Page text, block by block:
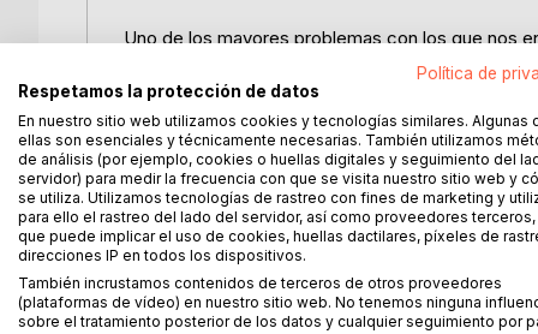
Uno de los mayores problemas con los que nos
falta de comunicación. Con frecuencia, los
esperada, nos lleva a un distanciamiento con
conexión ni intimidad y en el peor de los casos, a
En este libro se han recopilado las preguntas
pareja.
Cuestiones enfocadas en profundizar en
respetaros y poder construir juntos un puente
Reservad tiempo para vosotros para ir
que dará como resultado el mejor fruto posible:
Cómo utilizar este libro
Animad al otro a que sea amable pero sincero,
Política de
Respetamos la protección de datos
En nuestro sitio web utilizamos cookies y tecnologías similares. Algunas
ellas son esenciales y técnicamente necesarias. También utilizamos
de análisis (por ejemplo, cookies o huellas digitales y seguimiento del
servidor) para medir la frecuencia con que se visita nuestro sitio web y
se utiliza. Utilizamos tecnologías de rastreo con fines de marketing y
para ello el rastreo del lado del servidor, así como proveedores terceros,
que puede implicar el uso de cookies, huellas dactilares, píxeles de
direcciones IP en todos los dispositivos.
También incrustamos contenidos de terceros de otros proveedores
(plataformas de vídeo) en nuestro sitio web. No tenemos ninguna
sobre el tratamiento posterior de los datos y cualquier seguimiento por